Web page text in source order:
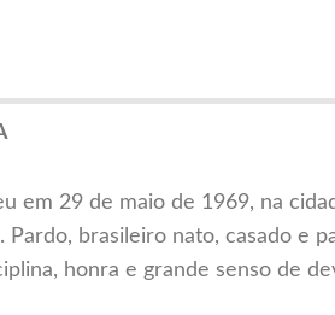
em 29 de maio de 1969, na
brasileiro nato, casado e
honra e grande senso de